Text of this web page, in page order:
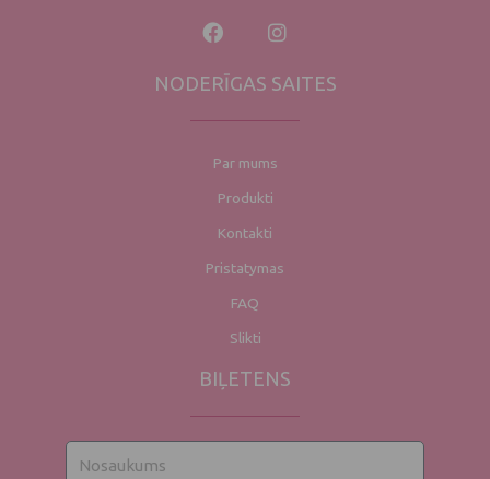
NODERĪGAS SAITES
Par mums
Produkti
Kontakti
Pristatymas
FAQ
Slikti
BIĻETENS